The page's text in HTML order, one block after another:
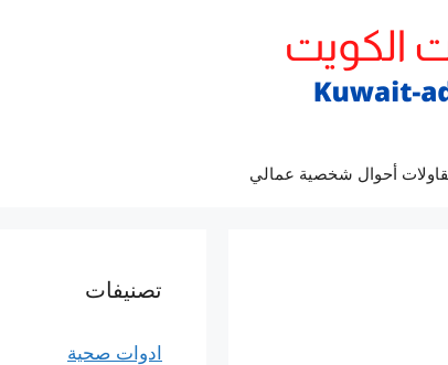
أحوال شخصية عمالي
تصنيفات
ادوات صحية